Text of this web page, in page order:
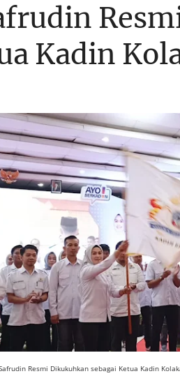
Kadin
Resmi Dikukuhkan sebagai Ketua Kadin